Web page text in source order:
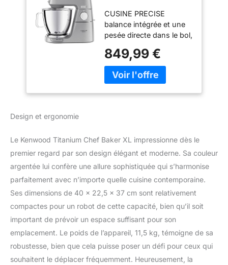
avec Batteur K,
Crochet Pétrisseur,
Fouet et Bol de 7
Litres,
KVL85.424SI,
1200W, Argent
CUSINE PRECISE
balance intégrée et une
pesée directe dans le bol,
supplémentaire et une
fonction pétrissage
délicate pour les
les ingrédients
directement dans le bol
pendant la réalisation de
"LIGHT LIFT" Grâce à un
levier pratique, le
Titanium Chef Baker XL
permet de soulever
facilement la tête pour
ajouter des ingrédients à
votre recette,
assaisonner votre plat ou
849,99 €
Design et ergonomie
Le Kenwood Titanium Chef Baker XL impressionne dès le
premier regard par son design élégant et moderne. Sa couleur
argentée lui confère une allure sophistiquée qui s’harmonise
parfaitement avec n’importe quelle cuisine contemporaine.
Ses dimensions de 40 x 22,5 x 37 cm sont relativement
compactes pour un robot de cette capacité, bien qu’il soit
important de prévoir un espace suffisant pour son
emplacement. Le poids de l’appareil, 11,5 kg, témoigne de sa
robustesse, bien que cela puisse poser un défi pour ceux qui
souhaitent le déplacer fréquemment. Heureusement, la